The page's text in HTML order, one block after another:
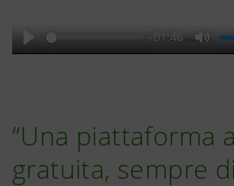
Play
-01:46
Mute
“Una piattaforma
gratuita, sempre